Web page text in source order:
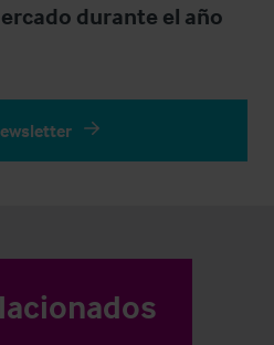
durante el año